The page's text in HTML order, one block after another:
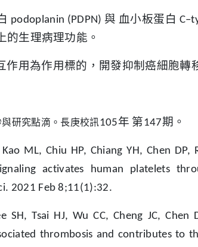
podoplanin (PDPN)與 血小板蛋白
的生理病理功能。
作用為作用標的，開發抑制癌細胞轉
研究點滴。長庚校訊105年 第147期。
Kao ML, Chiu HP, Chiang YH, Chen
activates human platelets
2021 Feb 8;11(1):32.
SH, Tsai HJ, Wu CC, Cheng JC, Chen
thrombosis and contributes to